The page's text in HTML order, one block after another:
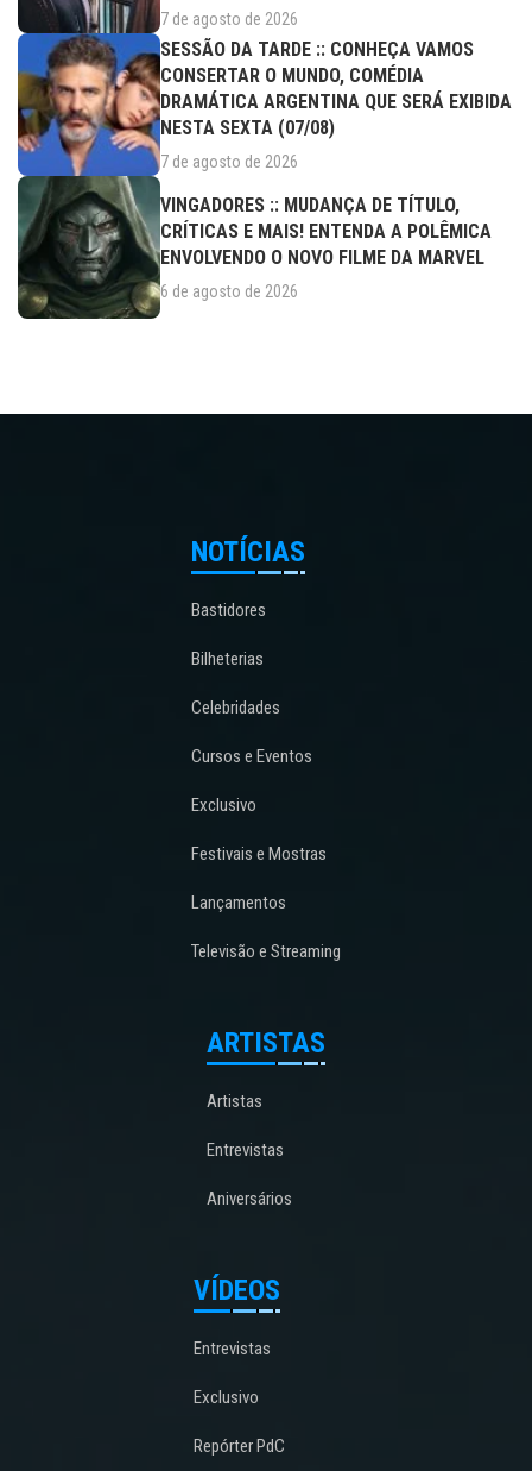
7 de agosto de 2026
SESSÃO DA TARDE :: CONHEÇA VAMOS
CONSERTAR O MUNDO, COMÉDIA
DRAMÁTICA ARGENTINA QUE SERÁ EXIBIDA
NESTA SEXTA (07/08)
7 de agosto de 2026
VINGADORES :: MUDANÇA DE TÍTULO,
CRÍTICAS E MAIS! ENTENDA A POLÊMICA
ENVOLVENDO O NOVO FILME DA MARVEL
6 de agosto de 2026
NOTÍCIAS
Bastidores
Bilheterias
Celebridades
Cursos e Eventos
Exclusivo
Festivais e Mostras
Lançamentos
Televisão e Streaming
ARTISTAS
Artistas
Entrevistas
Aniversários
VÍDEOS
Entrevistas
Exclusivo
Repórter PdC